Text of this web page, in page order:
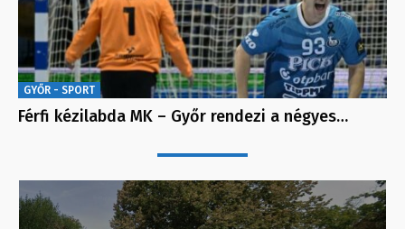
GYŐR - SPORT
Férfi kézilabda MK – Győr rendezi a négyes…